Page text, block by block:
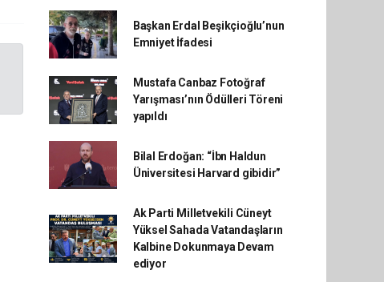
Başkan Erdal Beşikçioğlu’nun
Emniyet İfadesi
Mustafa Canbaz Fotoğraf
Yarışması’nın Ödülleri Töreni
yapıldı
Bilal Erdoğan: “İbn Haldun
Üniversitesi Harvard gibidir”
Ak Parti Milletvekili Cüneyt
Yüksel Sahada Vatandaşların
Kalbine Dokunmaya Devam
ediyor